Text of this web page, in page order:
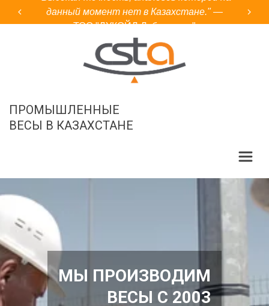
данный момент нет в Казахстане."—
ТОО "ЛУКОЙЛ Лубрикантс"
ПРОМЫШЛЕННЫЕ
ВЕСЫ В КАЗАХСТАНЕ
МЫ ПРОИЗВОДИМ
ВЕСЫ С 2003